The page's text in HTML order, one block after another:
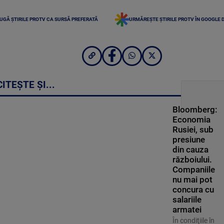
ȘTIRILE PROTV CA SURSĂ PREFERATĂ URMĂREȘTE ȘTIRILE PROTV ÎN GOOGLE
ȘI...
Bloomberg:
Economia
Rusiei, sub
presiune
din cauza
războiului.
Companiile
nu mai pot
concura cu
salariile
armatei
În condiţiile în